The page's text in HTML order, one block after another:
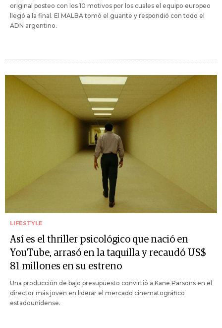
original posteo con los 10 motivos por los cuales el equipo europeo
llegó a la final. El MALBA tomó el guante y respondió con todo el
ADN argentino.
LIFESTYLE
Así es el thriller psicológico que nació en
YouTube, arrasó en la taquilla y recaudó US$
81 millones en su estreno
Una producción de bajo presupuesto convirtió a Kane Parsons en el
director más joven en liderar el mercado cinematográfico
estadounidense.